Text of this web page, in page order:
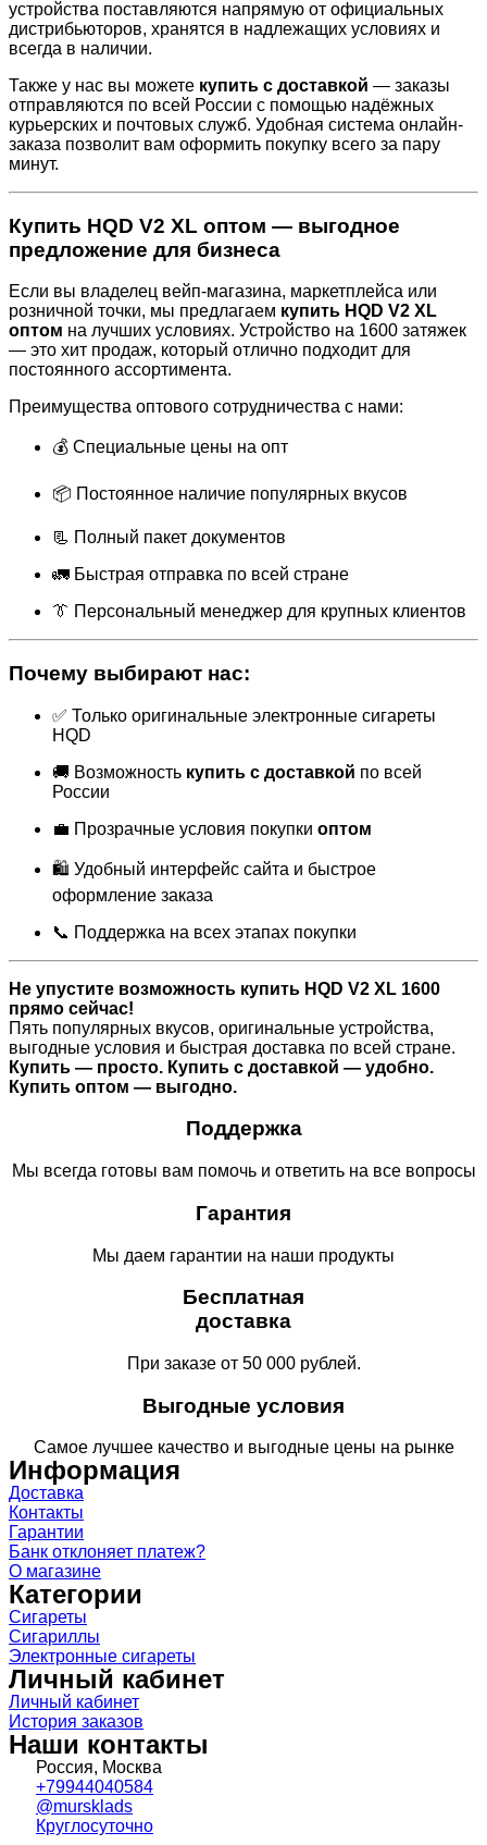
устройства поставляются напрямую от официальных
дистрибьюторов, хранятся в надлежащих условиях и
всегда в наличии.
Также у нас вы можете купить с доставкой — заказы
отправляются по всей России с помощью надёжных
курьерских и почтовых служб. Удобная система онлайн-
заказа позволит вам оформить покупку всего за пару
минут.
Купить HQD V2 XL оптом — выгодное
предложение для бизнеса
Если вы владелец вейп-магазина, маркетплейса или
розничной точки, мы предлагаем купить HQD V2 XL
оптом на лучших условиях. Устройство на 1600 затяжек
— это хит продаж, который отлично подходит для
постоянного ассортимента.
Преимущества оптового сотрудничества с нами:
💰 Специальные цены на опт
📦 Постоянное наличие популярных вкусов
📃 Полный пакет документов
🚛 Быстрая отправка по всей стране
👔 Персональный менеджер для крупных клиентов
Почему выбирают нас:
✅ Только оригинальные электронные сигареты
HQD
🚚 Возможность купить с доставкой по всей
России
💼 Прозрачные условия покупки оптом
🛍 Удобный интерфейс сайта и быстрое
оформление заказа
📞 Поддержка на всех этапах покупки
Не упустите возможность купить HQD V2 XL 1600
прямо сейчас!
Пять популярных вкусов, оригинальные устройства,
выгодные условия и быстрая доставка по всей стране.
Купить — просто. Купить с доставкой — удобно.
Купить оптом — выгодно.
Поддержка
Мы всегда готовы вам помочь и ответить на все вопросы
Гарантия
Мы даем гарантии на наши продукты
Бесплатная
доставка
При заказе от 50 000 рублей.
Выгодные условия
Самое лучшее качество и выгодные цены на рынке
Информация
Доставка
Контакты
Гарантии
Банк отклоняет платеж?
О магазине
Категории
Сигареты
Сигариллы
Электронные сигареты
Личный кабинет
Личный кабинет
История заказов
Наши контакты
Россия, Москва
+79944040584
@mursklads
Круглосуточно